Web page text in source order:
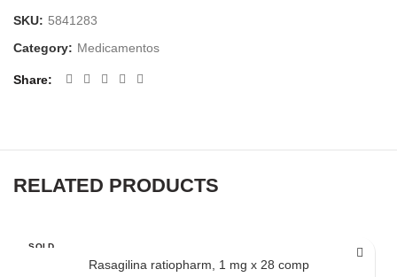
SKU: 5841283
Category: Medicamentos
Share
RELATED PRODUCTS
SOLD
Rasagilina ratiopharm, 1 mg x 28 comp